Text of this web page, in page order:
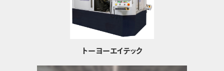
トーヨーエイテック